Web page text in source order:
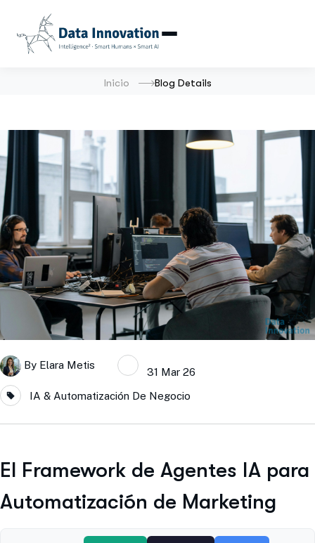
Inicio Blog Details
By Elara Metis
31 Mar 26
IA & Automatización De Negocio
El Framework de Agentes IA para
Automatización de Marketing